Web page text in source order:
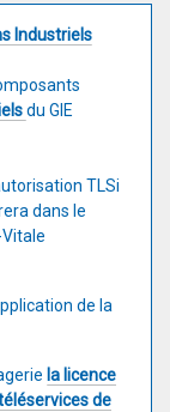
Industriels
du GIE
TLSi
dans le
Vitale
de la
la licence
de